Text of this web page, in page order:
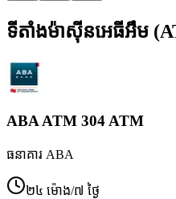
ទីតាំងម៉ាស៊ីនអេធីអឹម
ABA ATM 304 ATM
ធនាគារ ABA
២៤ ម៉ោង/៧ ថ្ងៃ